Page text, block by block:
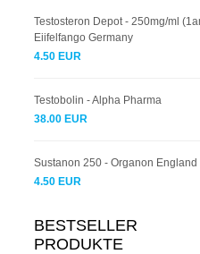
Testosteron Depot - 250mg/ml
Eiifelfango Germany
4.50 EUR
Testobolin - Alpha Pharma
38.00 EUR
Sustanon 250 - Organon England
4.50 EUR
BESTSELLER
PRODUKTE